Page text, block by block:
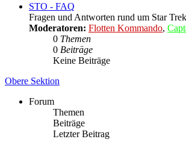
STO - FAQ
Fragen und Antworten rund um Star
Moderatoren: Flotten Kommando,
0 Themen
0 Beiträge
Keine Beiträge
Obere Sektion
Forum
Themen
Beiträge
Letzter Beitrag